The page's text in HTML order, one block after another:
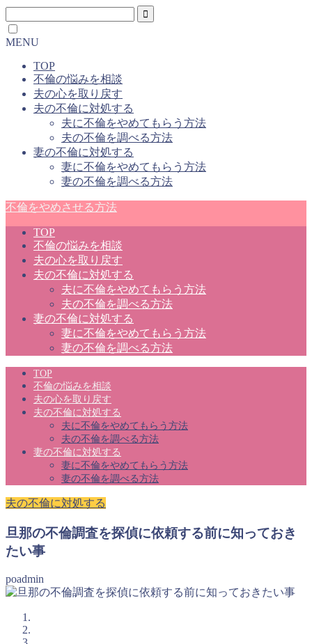
MENU
TOP
不倫の悩みを相談
夫の心を取り戻す
夫の不倫に対処する
夫に不倫をやめてもらう方法
夫の不倫を調べる方法
妻の不倫に対処する
妻に不倫をやめてもらう方法
妻の不倫を調べる方法
不倫をやめさせる方法
TOP
不倫の悩みを相談
夫の心を取り戻す
夫の不倫に対処する
夫に不倫をやめてもらう方法
夫の不倫を調べる方法
妻の不倫に対処する
妻に不倫をやめてもらう方法
妻の不倫を調べる方法
TOP
不倫の悩みを相談
夫の心を取り戻す
夫の不倫に対処する
夫に不倫をやめてもらう方法
夫の不倫を調べる方法
妻の不倫に対処する
妻に不倫をやめてもらう方法
妻の不倫を調べる方法
夫の不倫に対処する
旦那の不倫調査を探偵に依頼する前に知っておき
たい事
poadmin